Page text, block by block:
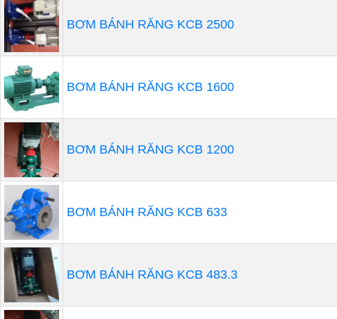
1. Bơm Định Lượng Prominent Model:
Bơm định lượng prominent SD0223PP2000A002
nước hồ bơi, nước thải, bơm hóa chất đơn giản với lưu lượng
nhiều không gian diện tích. Bơm định lượng Prominent Đức
tại nhà máy Trung Quốc, nhà máy Ấn Độ hoặc Đức theo tùy
thành rẻ, nhưng chất lượng tốt, có nhiều model khác nhau
dạng phù hợp nhiều mục đích sử dụng.
BƠM BÁNH RĂNG KCB 2500
BƠM BÁNH RĂNG KCB 1600
BƠM BÁNH RĂNG KCB 1200
BƠM BÁNH RĂNG KCB 633
BƠM BÁNH RĂNG KCB 483.3